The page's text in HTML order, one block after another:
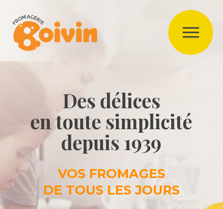
Des délices
en toute simplicité
depuis 1939
VOS FROMAGES
DE TOUS LES JOURS